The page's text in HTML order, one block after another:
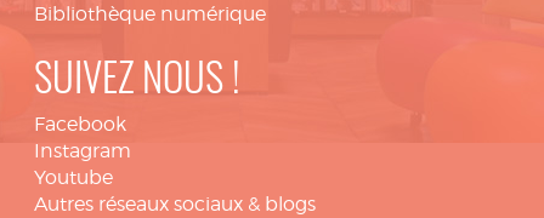
Bibliothèque numérique
SUIVEZ NOUS !
Facebook
Instagram
Youtube
Autres réseaux sociaux & blogs